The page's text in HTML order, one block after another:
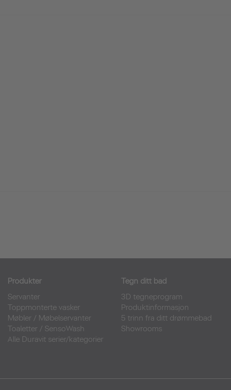
Produkter
Servanter
Toppmonterte vasker
Møbler / Møbelservanter
Toaletter / SensoWash
Alle Duravit serier/kategorier
Tegn ditt bad
3D tegneprogram
Produktinformasjon
5 trinn fra ditt drømmebad
Showrooms